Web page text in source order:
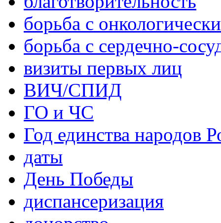
борьба с
борьба с сердечно-
визиты первых лиц
ВИЧ/СПИД
ГО и ЧС
Год единства народов
даты
День Победы
диспансеризация